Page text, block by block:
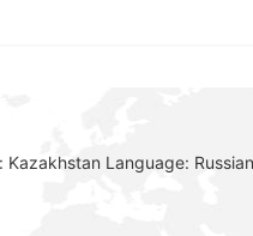
Kazakhstan Language: Russian